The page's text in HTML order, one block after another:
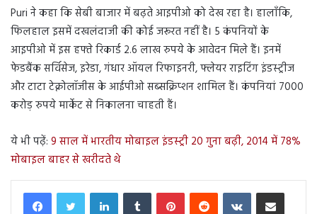
Puri ने कहा कि सेबी बाजार में बढ़ते आइपीओ को देख रहा है। हालाँकि,
फिलहाल इसमें दखलंदाजी की कोई जरूरत नहीं है। 5 कंपनियों के
आइपीओ में इस हफ्ते रिकार्ड 2.6 लाख रुपये के आवेदन मिले हैं। इनमें
फेडबैंक सर्विसेज, इरेडा, गंधार ऑयल रिफाइनरी, फ्लेयर राइटिंग इंडस्ट्रीज
और टाटा टेक्नोलॉजीस के आईपीओ सब्सक्रिप्शन शामिल हैं। कंपनियां 7000
करोड़ रुपये मार्केट से निकालना चाहती हैं।
ये भी पढ़ें: 9 साल में भारतीय मोबाइल इंडस्ट्री 20 गुना बढ़ी, 2014 में 78%
मोबाइल बाहर से खरीदते थे
LinkedInTumblr PinterestReddit VKontakteShare via Email